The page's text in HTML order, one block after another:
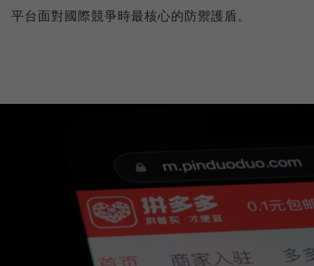
平台面對國際競爭時最核心的防禦護盾。